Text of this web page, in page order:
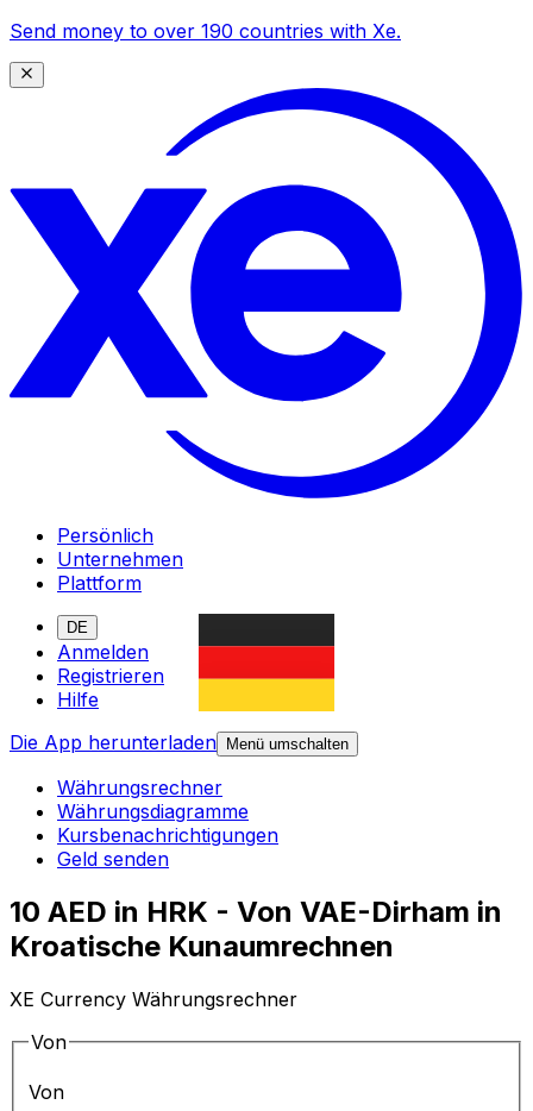
Send money to over 190 countries with Xe.
Persönlich
Unternehmen
Plattform
DE
Anmelden
Registrieren
Hilfe
Die App herunterladen
Menü umschalten
Währungsrechner
Währungsdiagramme
Kursbenachrichtigungen
Geld senden
10 AED in HRK - Von VAE-Dirham in
Kroatische Kunaumrechnen
XE Currency Währungsrechner
Von
Von